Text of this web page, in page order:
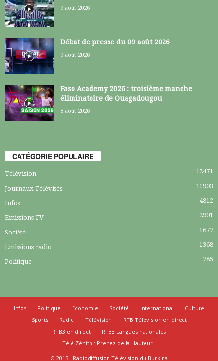
9 août 2026
Débat de presse du 09 août 2026
9 août 2026
Faso Academy 2026 : troisième manche
éliminatoire de Ouagadougou
8 août 2026
CATÉGORIE POPULAIRE
Télévision 12471
Journaux Télévisés 11903
Infos 4812
Emissions TV 2901
Société 1677
Emissions radio 1368
Politique 785
Infos Politique Economie Société International
Culture
Sports
Radio Télévision
RTB Télévision en direct
RTB3 en direct
RTB3 Langues nationales
Télé Zénith : Prenez de la Hauteur !
© 2015 - Radiodiffusion Télévision du Burkina